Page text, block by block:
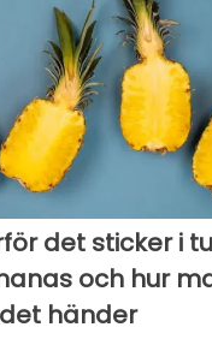
det sticker i
och hur
händer